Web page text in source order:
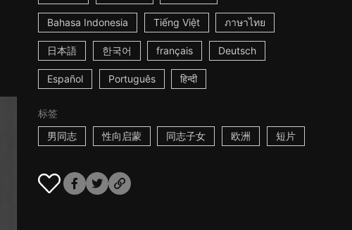
Bahasa Indonesia Tiếng Việt ภาษาไทย
日本語 한국어 français Deutsch
Español Português हिन्दी
标签
男同志
性向启蒙 同志子女 欧洲 短片